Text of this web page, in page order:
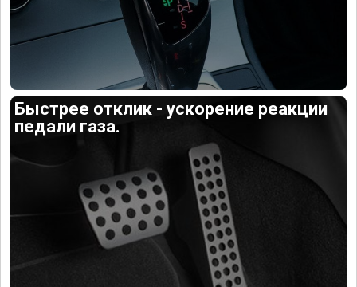
Быстрее отклик - ускорение реакции
педали газа.